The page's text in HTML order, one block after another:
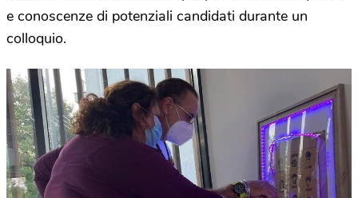
e conoscenze di potenziali candidati durante un
colloquio.